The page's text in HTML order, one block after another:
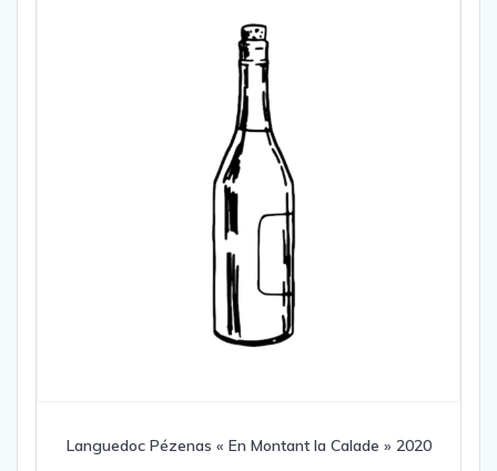
Languedoc Pézenas « En Montant la Calade » 2020